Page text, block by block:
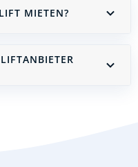
MIETEN?
G